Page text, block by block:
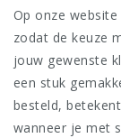
Op onze
zodat de keuze
jouw gewenste
een stuk
besteld,
wanneer je met